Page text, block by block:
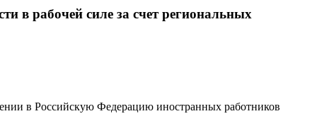
в рабочей силе за счет региональных
в Российскую Федерацию иностранных работников